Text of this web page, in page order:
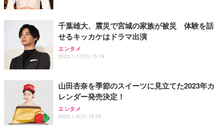
千葉雄大、震災で宮城の家族が被災 体験を話
せるキッカケはドラマ出演
エンタメ
2023.1.17(火) 15:19
山田杏奈を季節のスイーツに見立てた2023年カ
レンダー発売決定！
エンタメ
2023.1.9(月) 15:55